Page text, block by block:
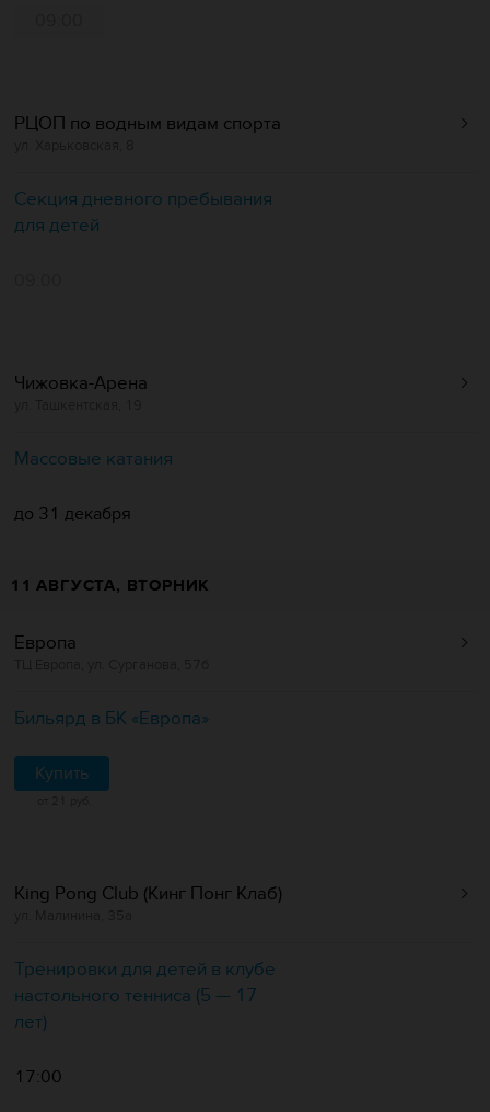
РЦОП по водным видам спорта
Секция дневного пребывания
для детей
Чижовка-Арена
Массовые катания
до 31 декабря
11 АВГУСТА, ВТОРНИК
Европа
Бильярд в БК «Европa»
Купить
King Pong Club (Кинг Понг Клаб)
Тренировки для детей в клубе
настольного тенниса (5 — 17
лет)
17:00